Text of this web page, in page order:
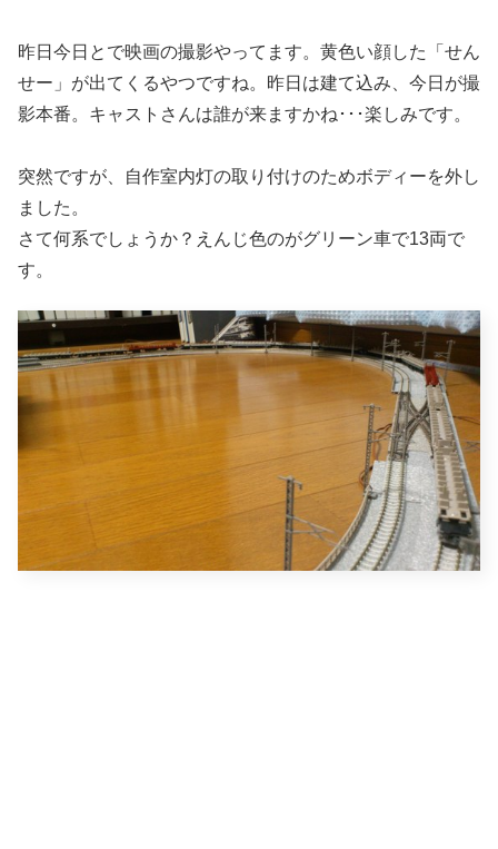
昨日今日とで映画の撮影やってます。黄色い顔した「せん
せー」が出てくるやつですね。昨日は建て込み、今日が撮
影本番。キャストさんは誰が来ますかね･･･楽しみです。
突然ですが、自作室内灯の取り付けのためボディーを外し
ました。
さて何系でしょうか？えんじ色のがグリーン車で13両で
す。